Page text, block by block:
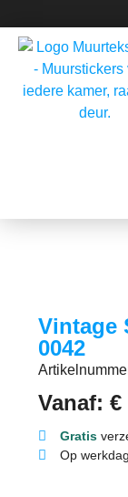
Vintage
0042
Vanaf: €
Gratis
Op